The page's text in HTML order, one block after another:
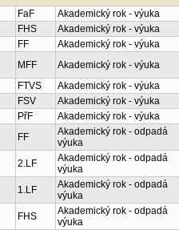
FaF
Akademický rok - výuka
FHS
Akademický rok - výuka
FF
Akademický rok - výuka
MFF
Akademický rok - výuka
FTVS
Akademický rok - výuka
FSV
Akademický rok - výuka
PřF
Akademický rok - výuka
FF
Akademický rok - odpadá
výuka
2.LF
Akademický rok - odpadá
výuka
1.LF
Akademický rok - odpadá
výuka